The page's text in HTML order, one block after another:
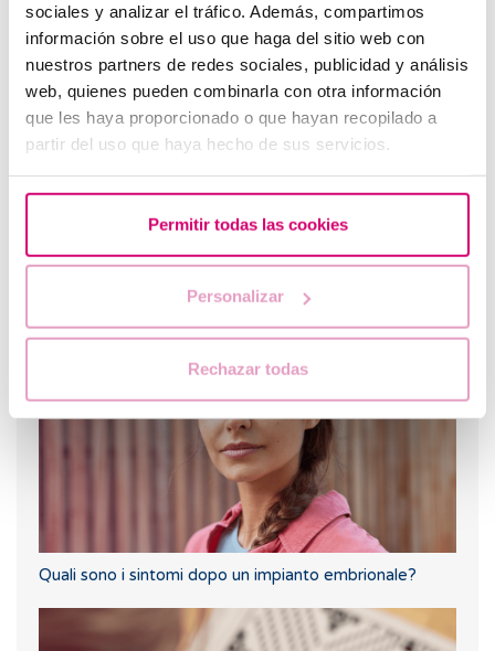
sociales y analizar el tráfico. Además, compartimos
información sobre el uso que haga del sitio web con
nuestros partners de redes sociales, publicidad y análisis
web, quienes pueden combinarla con otra información
que les haya proporcionado o que hayan recopilado a
partir del uso que haya hecho de sus servicios.
Permitir todas las cookies
Personalizar
Rechazar todas
Quali sono i sintomi dopo un impianto embrionale?